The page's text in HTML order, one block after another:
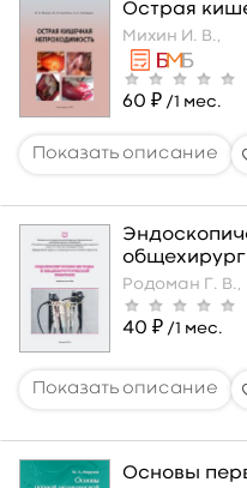
Острая
Михин И. В.,
60 ₽ /1 мес.
Родоман Г. В.,
40 ₽ /1 мес.
Основы